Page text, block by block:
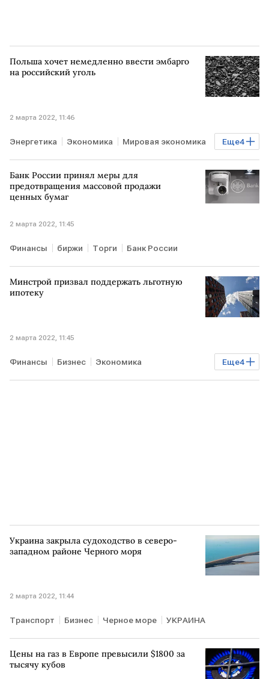
Польша хочет немедленно ввести эмбарго
на российский уголь
2 марта 2022, 11:46
Еще4
Энергетика Экономика Мировая экономика
ПОЛЬША АВСТРАЛИЯ РОССИЯ уголь
Банк России принял меры для
предотвращения массовой продажи
ценных бумаг
2 марта 2022, 11:45
Финансы биржи Торги Банк России
Минстрой призвал поддержать льготную
ипотеку
2 марта 2022, 11:45
Еще4
Финансы Бизнес Экономика
Недвижимость Минстрой РФ ипотека
Украина закрыла судоходство в северо-
западном районе Черного моря
2 марта 2022, 11:44
Транспорт Бизнес Черное море УКРАИНА
Цены на газ в Европе превысили $1800 за
тысячу кубов